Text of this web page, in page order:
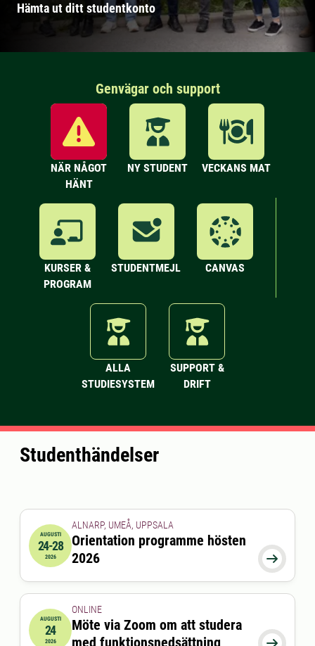
Hämta ut ditt studentkonto
Genvägar och support
NÄR NÅGOT
HÄNT
NY STUDENT VECKANS MAT
KURSER &
PROGRAM
STUDENTMEJL CANVAS
ALLA
STUDIESYSTEM
SUPPORT &
DRIFT
Studenthändelser
2026-08-24 00:00:00
AUGUSTI
24-28
2026 
ALNARP, UMEÅ, UPPSALA
Orientation programme hösten
2026
2026-08-24 15:00:00till2026-08-24 16:00:00
AUGUSTI
24
2026 
ONLINE
Möte via Zoom om att studera
med funktionsnedsättning